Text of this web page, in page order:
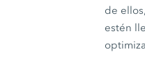
de
estén